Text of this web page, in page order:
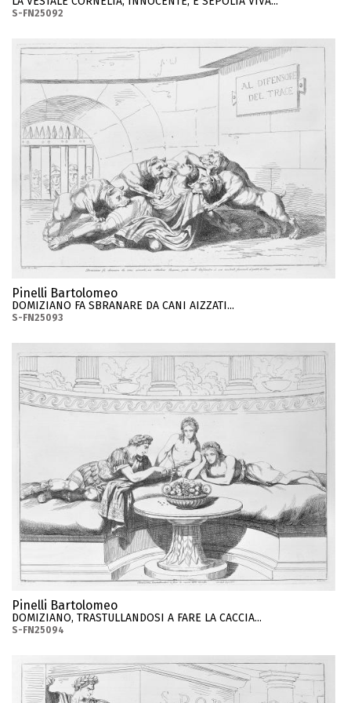
S-FN25092
Pinelli Bartolomeo
DOMIZIANO FA SBRANARE DA CANI AIZZATI...
S-FN25093
Pinelli Bartolomeo
DOMIZIANO, TRASTULLANDOSI A FARE LA CACCIA...
S-FN25094